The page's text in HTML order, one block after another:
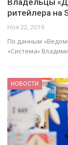
Владельцы
ритейлера на
Ноя 22, 2019
По данным
«Система»
НОВОСТИ